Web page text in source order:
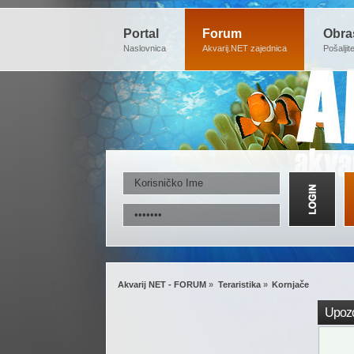
Portal
Naslovnica
Forum
Akvarij.NET zajednica
Akvarij NET - FORUM » Teraristika» Kornjače